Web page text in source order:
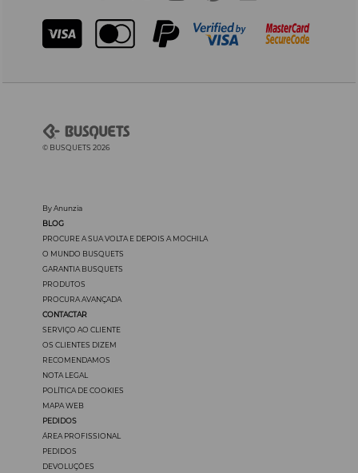
© BUSQUETS 2026
By Anunzia
BLOG
PROCURE A SUA VOLTA E DEPOIS A MOCHILA
O MUNDO BUSQUETS
GARANTIA BUSQUETS
PRODUTOS
PROCURA AVANÇADA
CONTACTAR
SERVIÇO AO CLIENTE
OS CLIENTES DIZEM
RECOMENDAMOS
NOTA LEGAL
POLÍTICA DE COOKIES
MAPA WEB
PEDIDOS
ÁREA PROFISSIONAL
PEDIDOS
DEVOLUÇÖES